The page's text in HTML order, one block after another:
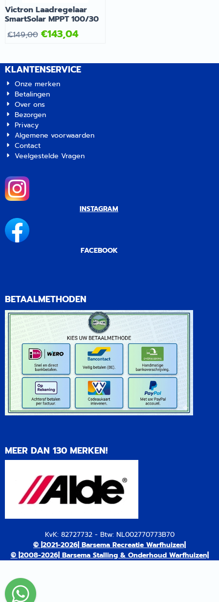
Victron Laadregelaar
SmartSolar MPPT 100/30
€149,00 €143,04
KLANTENSERVICE
Onze merken
Betalingen
Over ons
Bezorgen
Privacy
Algemene voorwaarden
Contact
Veelgestelde Vragen
INSTAGRAM
FACEBOOK
BETAALMETHODEN
MEER DAN 130 MERKEN!
KvK: 82727732 - Btw: NL002770773B70
© |2021-2026| Barsema Recreatie Warfhuizen|
© |2008-2026| Barsema Stalling & Onderhoud Warfhuizen|